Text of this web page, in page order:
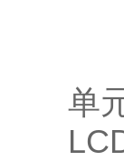
单